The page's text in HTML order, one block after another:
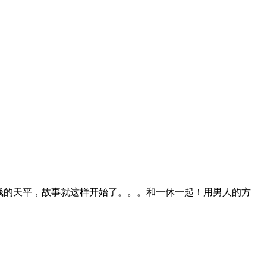
天平，故事就这样开始了。。。和一休一起！用男人的方